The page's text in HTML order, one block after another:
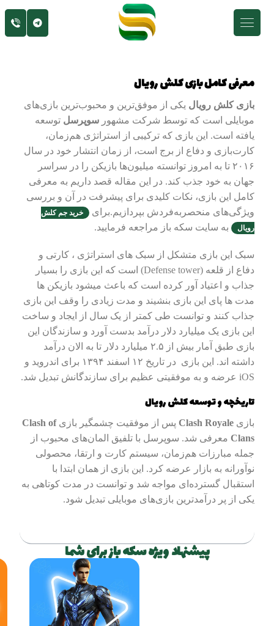
معرفی کامل بازی کلش رویال
بازی کلش رویال یکی از موفق‌ترین و محبوب‌ترین بازی‌های
موبایلی است که توسط شرکت مشهورسوپرسل توسعه
یافته است. این بازی که ترکیبی از استراتژی هم‌زمان،
کارت‌بازی و دفاع از برج است، از زمان انتشار خود در سال
۲۰۱۶ تا به امروز توانسته میلیون‌ها بازیکن را در سراسر
جهان به خود جذب کند. در این مقاله قصد داریم به معرفی
کامل این بازی، نکات کلیدی برای پیشرفت در آن و بررسی
ویژگی‌های منحصربه‌فردش بپردازیم.برای
خرید جم کلش
رویال
به سایت سکه باز مراجعه فرمایید.
سبک این بازی متشکل از سبک های استراتژی ، کارتی و
دفاع از قلعه (Defense tower) است که این بازی را بسیار
جذاب و اعتیاد آور کرده است که باعث میشود بازیکن ها
مدت ها پای این بازی بنشیند و مدت زیادی را وقف این بازی
جذاب کنند و توانست طی کمتر از یک سال از ایجاد و ساخت
این بازی یک میلیارد دلار درآمد بدست آورد و سازندگان این
بازی طبق آمار بیش از ۲.۵ میلیارد دلار تا به الان درآمد
داشته اند. این بازی در تاریخ ۱۲ اسفند ۱۳۹۴ برای اندروید و
iOS عرضه و به موفقیتی عظیم برای سازندگانش تبدیل شد.
تاریخچه و توسعه کلش رویال
بازیClash Royale پس از موفقیت چشمگیر بازیClash of
Clans معرفی شد. سوپرسل با تلفیق المان‌های محبوب از
جمله مبارزات هم‌زمان، سیستم کارت و ارتقا، محصولی
نوآورانه به بازار عرضه کرد. این بازی از همان ابتدا با
استقبال گسترده‌ای مواجه شد و توانست در مدت کوتاهی به
یکی از پر درآمدترین بازی‌های موبایلی تبدیل شود.
پیشنهاد ویژه سکه باز برای شما